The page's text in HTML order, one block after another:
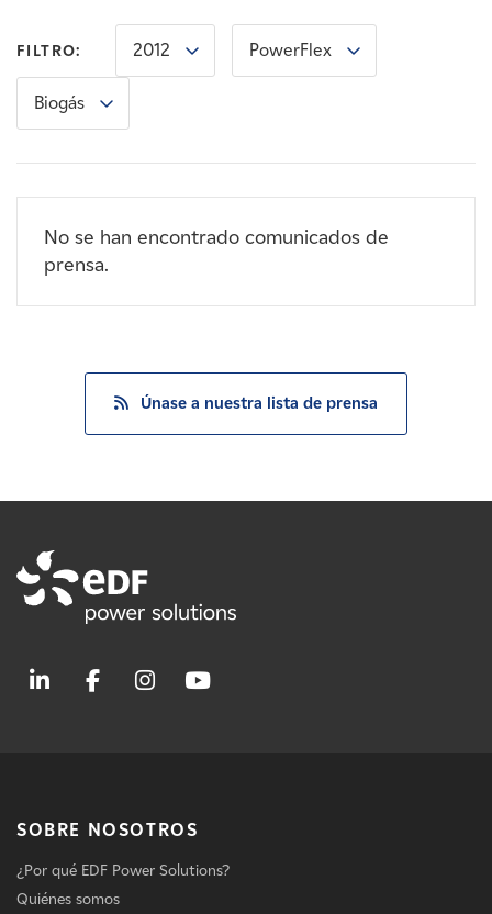
Noticias
Contacte con
FILTRO: 2012 PowerFlex
Biogás
No se han encontrado comunicados de
prensa.
Únase a nuestra lista de prensa
SOBRE NOSOTROS
¿Por qué EDF Power Solutions?
Quiénes somos